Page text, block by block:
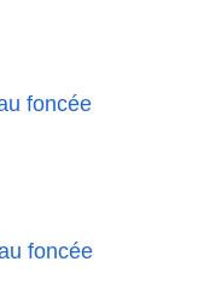
foncée
foncée